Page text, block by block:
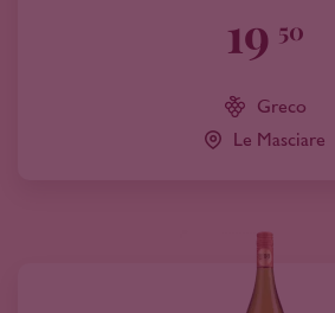
19 50
Greco
Le Masciare